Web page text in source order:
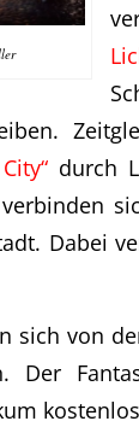
durch
Dabei
sich von
Der